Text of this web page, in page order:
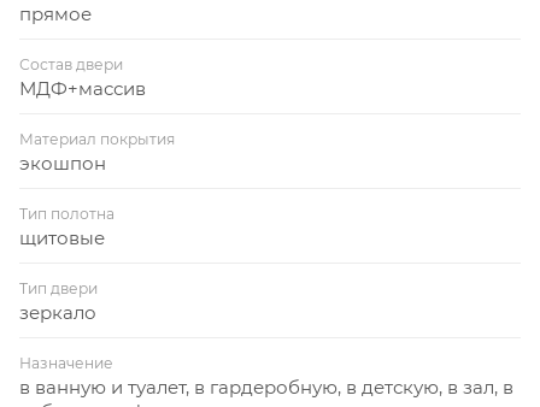
прямое
Состав двери
МДФ+массив
Материал покрытия
экошпон
Тип полотна
щитовые
Тип двери
зеркало
Назначение
в ванную и туалет, в гардеробную, в детскую, в зал, в